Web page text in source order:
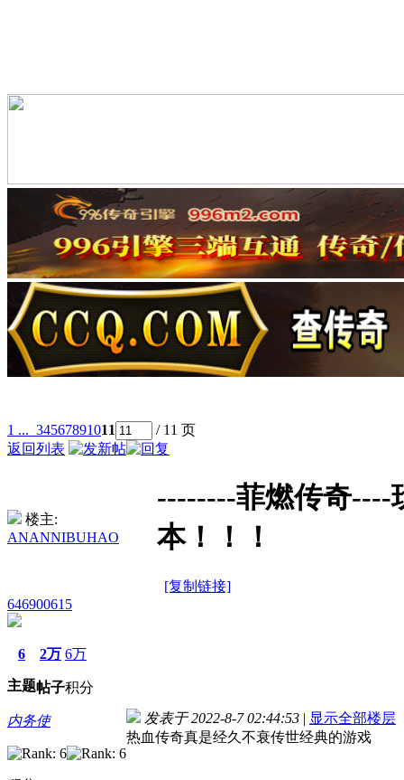
1 ... 34567891011
/ 11 页
返回列表
楼主:
ANANNIBUHAO
--------菲燃传奇----
本！！！
[复制链接]
646900615
6
主题
2万
帖子
6万
积分
内务使 发表于 2022-8-7 02:44:53 | 显示全部楼层
热血传奇真是经久不衰传世经典的游戏